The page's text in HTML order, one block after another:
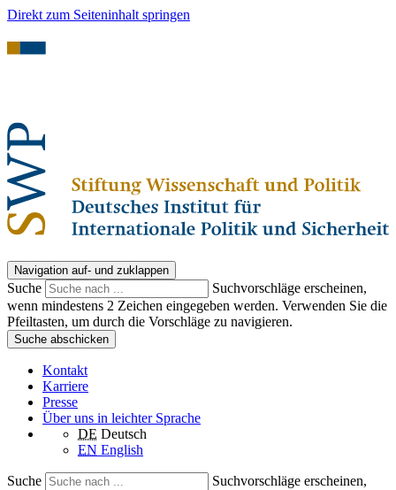
Direkt zum Seiteninhalt springen
Navigation auf- und zuklappen
Suche
Suchvorschläge erscheinen,
wenn mindestens 2 Zeichen eingegeben werden. Verwenden Sie die
Pfeiltasten, um durch die Vorschläge zu navigieren.
Suche abschicken
Kontakt
Karriere
Presse
Über uns in leichter Sprache
DE Deutsch
EN English
Suche
Suchvorschläge erscheinen,